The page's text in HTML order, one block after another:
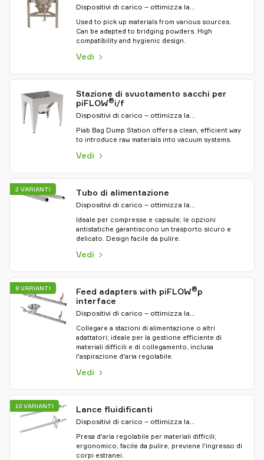
Dispositivi di carico – ottimizza la
movimentazione del materiale
Used to pick up materials from various sources.
Can be adapted to bridging powders. High
compatibility and hygienic design.
Vedi
Stazione di svuotamento sacchi per
piFLOW®i/f
Dispositivi di carico – ottimizza la
movimentazione del materiale
Piab Bag Dump Station offers a clean, efficient way
to introduce raw materials into vacuum systems.
Vedi
Tubo di alimentazione
Dispositivi di carico – ottimizza la
movimentazione del materiale
Ideale per compresse e capsule; le opzioni
antistatiche garantiscono un trasporto sicuro e
delicato. Design facile da pulire.
Vedi
2 VARIANTI
Feed adapters with piFLOW®p
interface
Dispositivi di carico – ottimizza la
movimentazione del materiale
Collegare a stazioni di alimentazione o altri
adattatori; ideale per la gestione efficiente di
materiali difficili e di collegamento, inclusa
l'aspirazione d'aria regolabile.
Vedi
8 VARIANTI
Lance fluidificanti
Dispositivi di carico – ottimizza la
movimentazione del materiale
Presa d'aria regolabile per materiali difficili;
ergonomico, facile da pulire, previene l'ingresso di
corpi estranei.
10 VARIANTI